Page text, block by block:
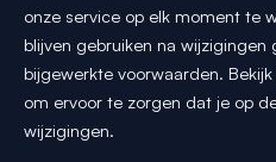
onze service op elk moment te
blijven gebruiken na
bijgewerkte voorwaarden.
om ervoor te zorgen dat je op
wijzigingen.